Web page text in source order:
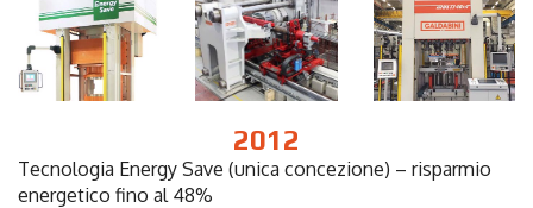
2012
Tecnologia Energy Save (unica concezione) – risparmio
energetico fino al 48%